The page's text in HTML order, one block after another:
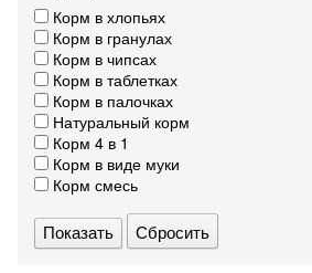
Корм в хлопьях
Корм в гранулах
Корм в чипсах
Корм в таблетках
Корм в палочках
Натуральный корм
Корм 4 в 1
Корм в виде муки
Корм смесь
Сбросить